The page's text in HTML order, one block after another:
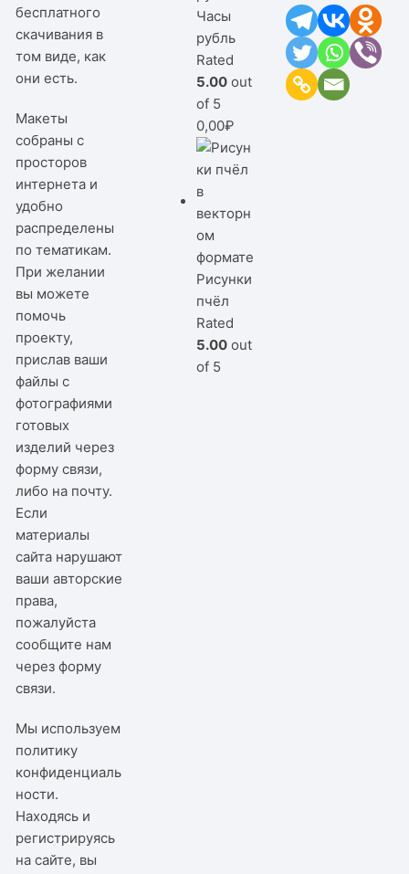
бесплатного
скачивания в
том виде, как
они есть.
Макеты
собраны с
просторов
интернета и
удобно
распределены
по тематикам.
При желании
вы можете
помочь
проекту,
прислав ваши
файлы с
фотографиями
готовых
изделий через
форму связи,
либо на почту.
Если
материалы
сайта нарушают
ваши авторские
права,
пожалуйста
сообщите нам
черезформу
связи.
Мы используем
политику
конфиденциаль
ности.
Находясь и
регистрируясь
на сайте, вы
Часы
рубль
Rated
5.00 out
of 5
0,00₽
Рисунки
пчёл
Rated
5.00 out
of 5